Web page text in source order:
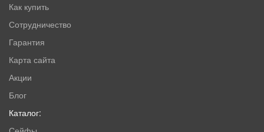
Как купить
Сотрудничество
Гарантия
Карта сайта
Акции
Блог
Каталог: